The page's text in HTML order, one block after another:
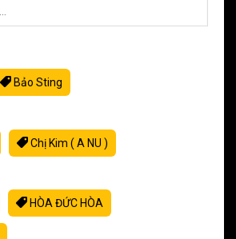
Bảo Sting
Chị Kim ( A NU )
HÒA ĐỨC HÒA